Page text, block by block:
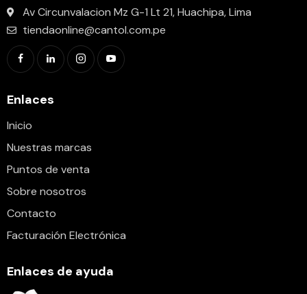
Av Circunvalacion Mz G-1 Lt 21, Huachipa, Lima
tiendaonline@cantol.com.pe
Enlaces
Inicio
Nuestras marcas
Puntos de venta
Sobre nosotros
Contacto
Facturación Electrónica
Enlaces de ayuda